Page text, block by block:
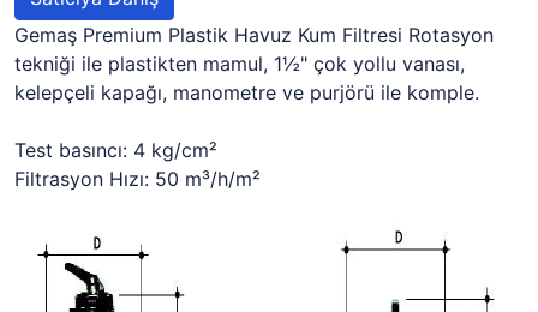
Gemaş Premium Plastik Havuz Kum Filtresi Rotasyon
tekniği ile plastikten mamul, 1½" çok yollu vanası,
kelepçeli kapağı, manometre ve purjörü ile komple.
Test basıncı: 4 kg/cm²
Filtrasyon Hızı: 50 m³/h/m²